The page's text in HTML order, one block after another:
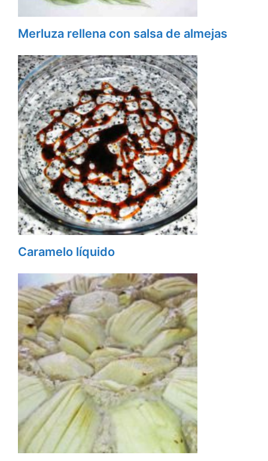
Merluza rellena con salsa de almejas
Caramelo líquido